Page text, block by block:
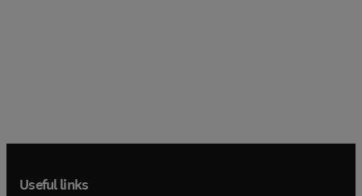
Useful links